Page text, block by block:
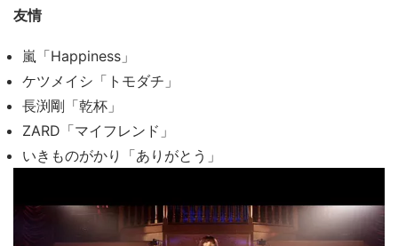
友情
嵐「Happiness」
ケツメイシ「トモダチ」
長渕剛「乾杯」
ZARD「マイフレンド」
いきものがかり「ありがとう」